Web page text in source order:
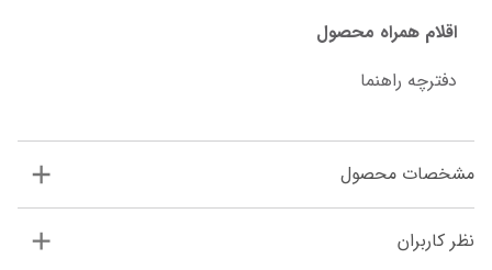
اقلام همراه محصول
دفترچه راهنما
مشخصات محصول
نظر کاربران